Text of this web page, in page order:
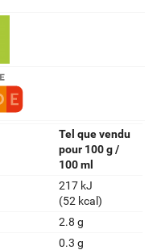
Tel que vendu
pour 100 g /
100 ml
217 kJ
(52 kcal)
2.8 g
0.3 g